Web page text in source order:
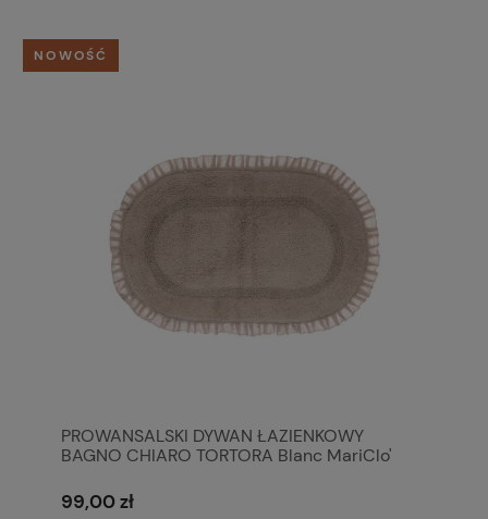
PROWANSALSKI DYWAN ŁAZIENKOWY
BAGNO CHIARO TORTORA Blanc MariClo'
99,00 zł
NOWOŚĆ